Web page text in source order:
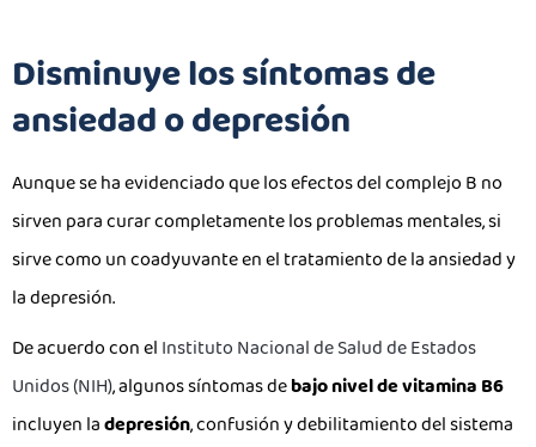
Disminuye los síntomas de
ansiedad o depresión
Aunque se ha evidenciado que los efectos del complejo B no
sirven para curar completamente los problemas mentales, si
sirve como un coadyuvante en el tratamiento de la ansiedad y
la depresión.
De acuerdo con el Instituto Nacional de Salud de Estados
Unidos (NIH), algunos síntomas debajo nivel de vitamina B6
incluyen ladepresión, confusión y debilitamiento del sistema